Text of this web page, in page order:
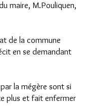
maire, M.Pouliquen,
de la commune
en se demandant
la mégère sont si
plus et fait enfermer